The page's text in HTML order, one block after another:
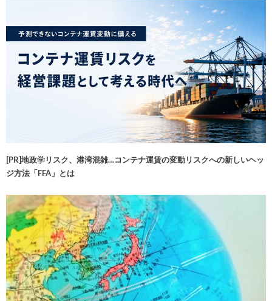
[PR]地政学リスク、港湾混雑…コンテナ運賃の変動リスクへの新しいヘッ
ジ方法「FFA」とは